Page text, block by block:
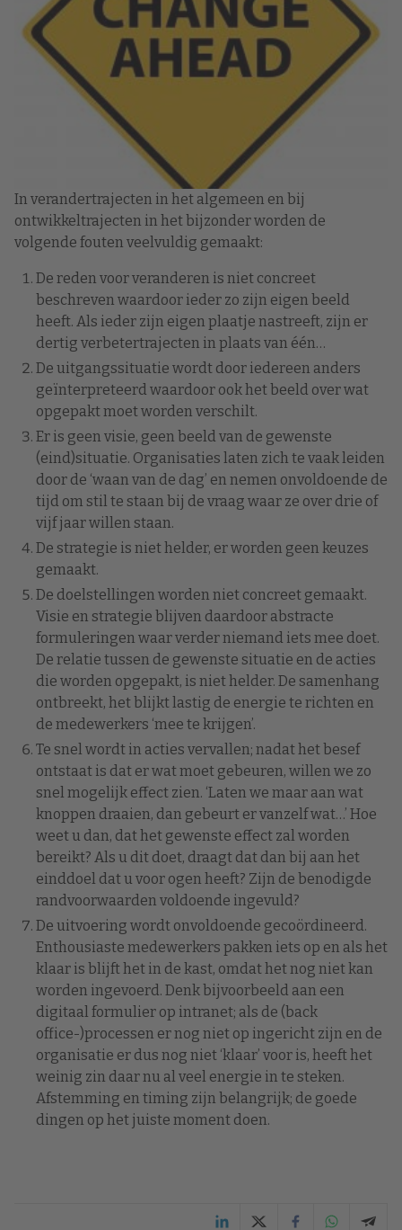
In verandertrajecten in het algemeen en bij
ontwikkeltrajecten in het bijzonder worden de
volgende fouten veelvuldig gemaakt:
De reden voor veranderen is niet concreet
beschreven waardoor ieder zo zijn eigen beeld
heeft. Als ieder zijn eigen plaatje nastreeft, zijn er
dertig verbetertrajecten in plaats van één…
De uitgangssituatie wordt door iedereen anders
geïnterpreteerd waardoor ook het beeld over wat
opgepakt moet worden verschilt.
Er is geen visie, geen beeld van de gewenste
(eind)situatie. Organisaties laten zich te vaak leiden
door de ‘waan van de dag’ en nemen onvoldoende de
tijd om stil te staan bij de vraag waar ze over drie of
vijf jaar willen staan.
De strategie is niet helder, er worden geen keuzes
gemaakt.
De doelstellingen worden niet concreet gemaakt.
Visie en strategie blijven daardoor abstracte
formuleringen waar verder niemand iets mee doet.
De relatie tussen de gewenste situatie en de acties
die worden opgepakt, is niet helder. De samenhang
ontbreekt, het blijkt lastig de energie te richten en
de medewerkers ‘mee te krijgen’.
Te snel wordt in acties vervallen; nadat het besef
ontstaat is dat er wat moet gebeuren, willen we zo
snel mogelijk effect zien. ‘Laten we maar aan wat
knoppen draaien, dan gebeurt er vanzelf wat…’ Hoe
weet u dan, dat het gewenste effect zal worden
bereikt? Als u dit doet, draagt dat dan bij aan het
einddoel dat u voor ogen heeft? Zijn de benodigde
randvoorwaarden voldoende ingevuld?
De uitvoering wordt onvoldoende gecoördineerd.
Enthousiaste medewerkers pakken iets op en als het
klaar is blijft het in de kast, omdat het nog niet kan
worden ingevoerd. Denk bijvoorbeeld aan een
digitaal formulier op intranet; als de (back
office-)processen er nog niet op ingericht zijn en de
organisatie er dus nog niet ‘klaar’ voor is, heeft het
weinig zin daar nu al veel energie in te steken.
Afstemming en timing zijn belangrijk; de goede
dingen op het juiste moment doen.